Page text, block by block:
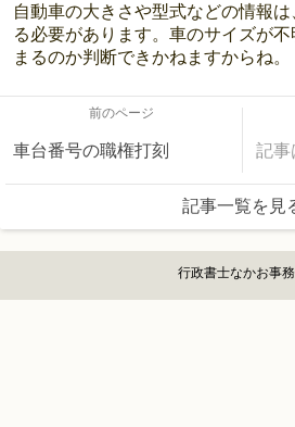
自動車の大きさや型式などの情報
る必要があります。車のサイズが
まるのか判断できかねますからね。
前のページ
車台番号の職権打刻 記事
記事一覧を見
行政書士なかお事